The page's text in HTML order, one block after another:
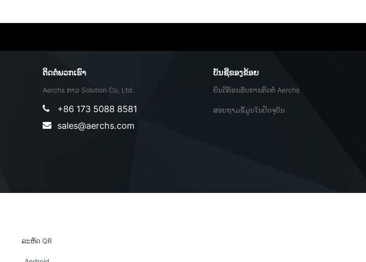
ຕິດ​ຕໍ່​ພວກ​ເຮົາ
Aerchs ກາວ Solution Co, Ltd.
+86 173 5088 8581
sales@aerchs.com
ບັນ​ຊີ​ຂອງ​ຂ້ອຍ
ຍິນດີຕ້ອນຮັບການຕິດຕໍ່ Aerchs
ສອບຖາມຂໍ້ມູນໃນປັດຈຸບັນ
ລະຫັດ QR